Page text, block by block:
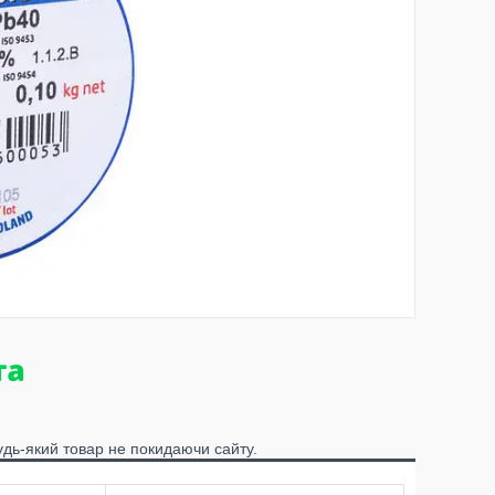
який товар не покидаючи сайту.